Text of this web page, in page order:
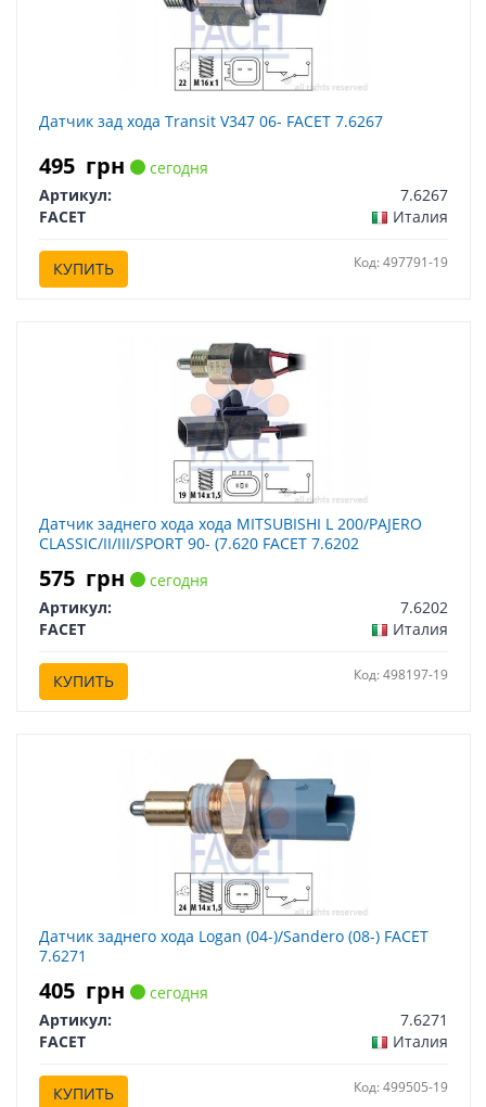
Датчик зад хода Transit V347 06- FACET 7.6267
495 грн
сегодня
Артикул:
7.6267
FACET
Италия
КУПИТЬ Код: 497791-19
Датчик заднего хода хода MITSUBISHI L 200/PAJERO
CLASSIC/II/III/SPORT 90- (7.620 FACET 7.6202
575 грн
сегодня
Артикул:
7.6202
FACET
Италия
КУПИТЬ Код: 498197-19
Датчик заднего хода Logan (04-)/Sandero (08-) FACET
7.6271
405 грн
сегодня
Артикул:
7.6271
FACET
Италия
КУПИТЬ Код: 499505-19